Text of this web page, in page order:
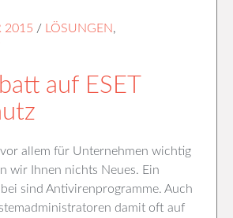
2015 / LÖSUNGEN,
auf ESET
allem für Unternehmen wichtig
wir Ihnen nichts Neues. Ein
sind Antivirenprogramme. Auch
damit oft auf